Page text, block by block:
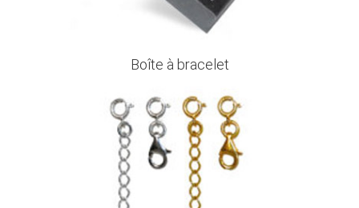
Boîte à bracelet